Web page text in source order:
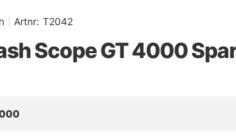
Artnr: T2042
Scope GT 4000